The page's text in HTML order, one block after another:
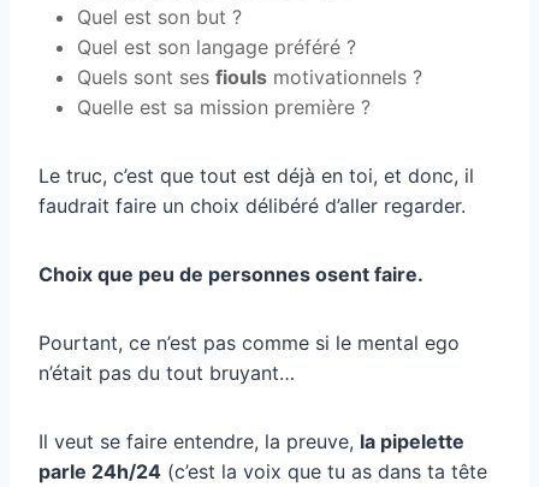
Quel est son but ?
Quel est son langage préféré ?
Quels sont ses fiouls motivationnels ?
Quelle est sa mission première ?
Le truc, c’est que tout est déjà en toi, et donc, il
faudrait faire un choix délibéré d’aller regarder.
Choix que peu de personnes osent faire.
Pourtant, ce n’est pas comme si le mental ego
n’était pas du tout bruyant…
Il veut se faire entendre, la preuve, la pipelette
parle 24h/24 (c’est la voix que tu as dans ta tête